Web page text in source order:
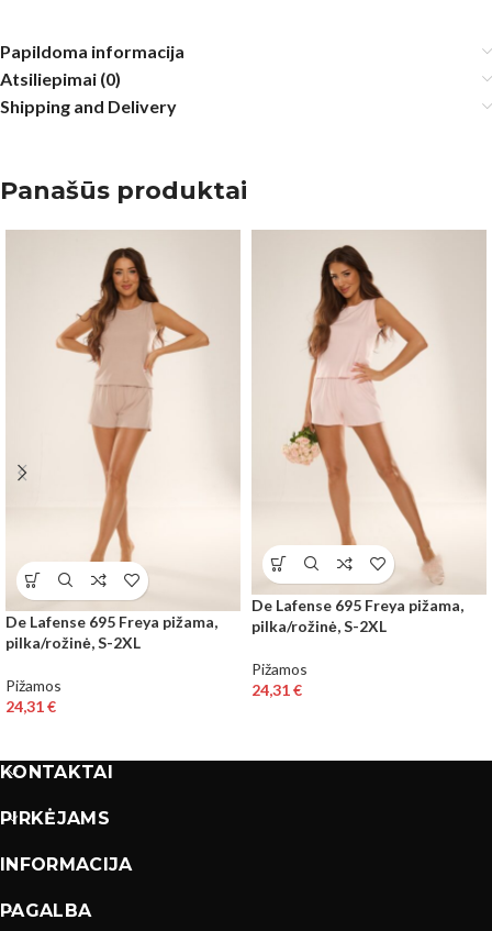
Papildoma informacija
Atsiliepimai (0)
Shipping and Delivery
Panašūs produktai
De Lafense 695 Freya pižama,
pilka/rožinė, S-2XL
Pižamos
24,31€
De Lafense 695 Freya pižama,
pilka/rožinė, S-2XL
Pižamos
24,31€
KONTAKTAI
PIRKĖJAMS
INFORMACIJA
PAGALBA